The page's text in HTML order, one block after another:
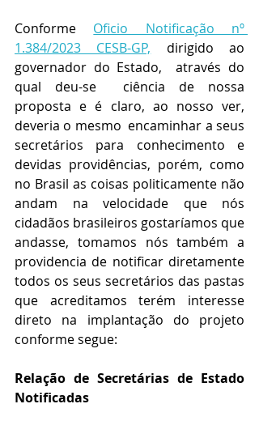
Conforme Oficio Notificação nº
1.384/2023 CESB-GP, dirigido ao
governador do Estado,  através do
qual deu-se  ciência de nossa
proposta e é claro, ao nosso ver,
deveria o mesmo  encaminhar a seus
secretários para conhecimento e
devidas providências, porém, como
no Brasil as coisas politicamente não
andam na velocidade que nós
cidadãos brasileiros gostaríamos que
andasse, tomamos nós também a
providencia de notificar diretamente
todos os seus secretários das pastas
que acreditamos terém interesse
direto na implantação do projeto
conforme segue:
Relação de Secretárias de Estado
Notificadas